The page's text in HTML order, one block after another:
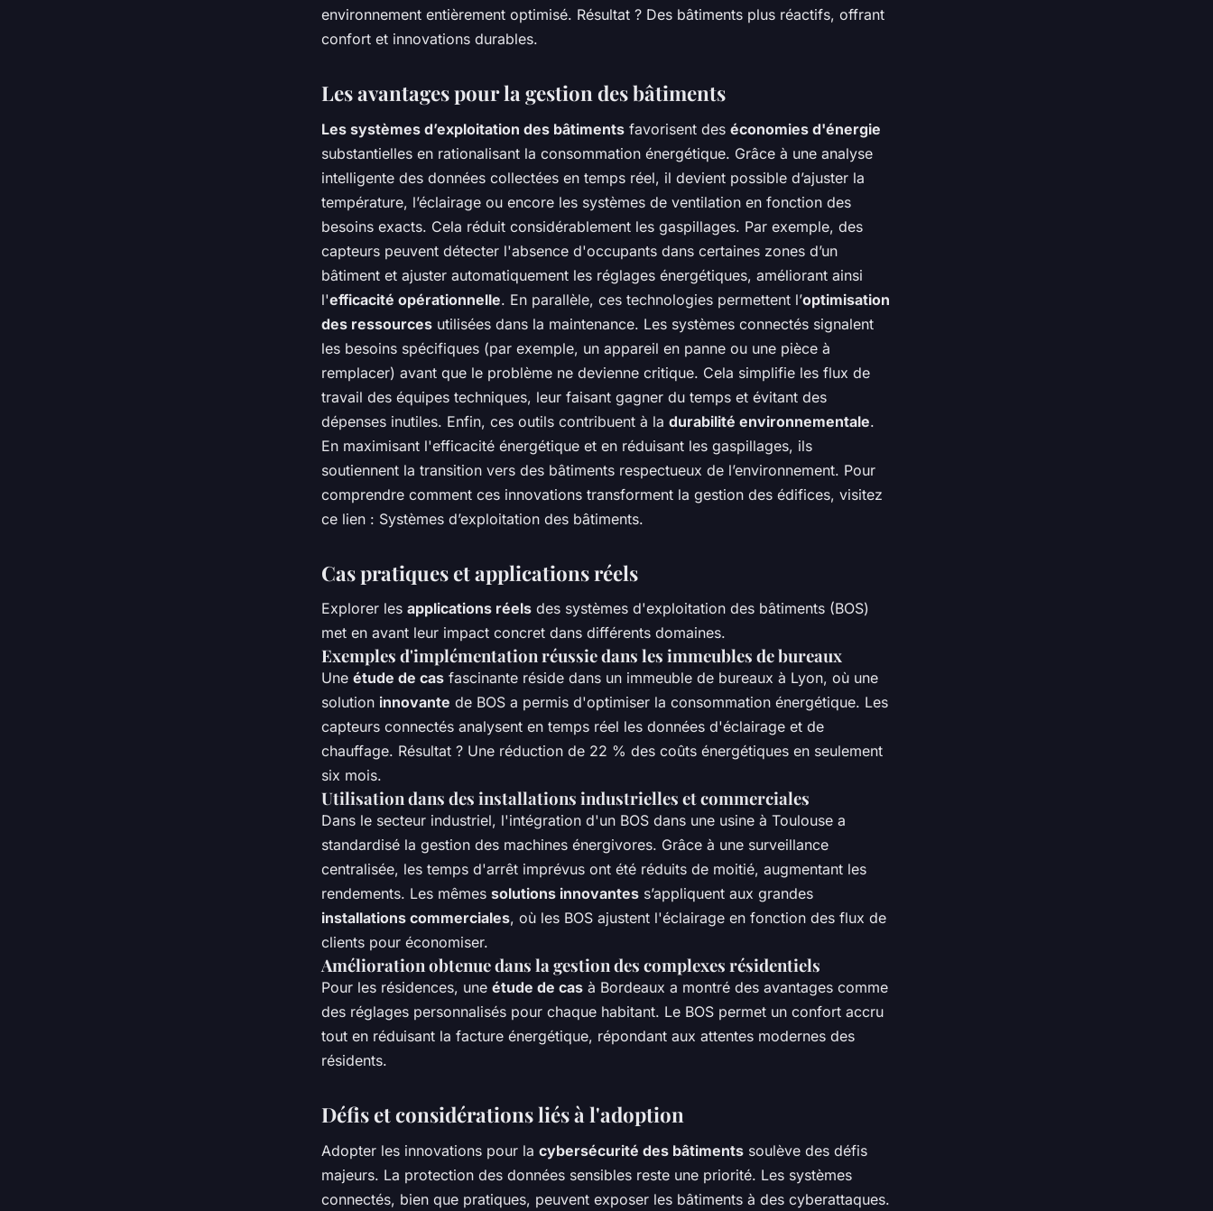
environnement entièrement optimisé. Résultat ? Des bâtiments plus réactifs, offrant
confort et innovations durables.
Les avantages pour la gestion des bâtiments
Les systèmes d’exploitation des bâtiments favorisent des économies d'énergie
substantielles en rationalisant la consommation énergétique. Grâce à une analyse
intelligente des données collectées en temps réel, il devient possible d’ajuster la
température, l’éclairage ou encore les systèmes de ventilation en fonction des
besoins exacts. Cela réduit considérablement les gaspillages. Par exemple, des
capteurs peuvent détecter l'absence d'occupants dans certaines zones d’un
bâtiment et ajuster automatiquement les réglages énergétiques, améliorant ainsi
l'efficacité opérationnelle. En parallèle, ces technologies permettent l’optimisation
des ressources utilisées dans la maintenance. Les systèmes connectés signalent
les besoins spécifiques (par exemple, un appareil en panne ou une pièce à
remplacer) avant que le problème ne devienne critique. Cela simplifie les flux de
travail des équipes techniques, leur faisant gagner du temps et évitant des
dépenses inutiles. Enfin, ces outils contribuent à la durabilité environnementale.
En maximisant l'efficacité énergétique et en réduisant les gaspillages, ils
soutiennent la transition vers des bâtiments respectueux de l’environnement. Pour
comprendre comment ces innovations transforment la gestion des édifices, visitez
ce lien : Systèmes d’exploitation des bâtiments.
Cas pratiques et applications réels
Explorer les applications réels des systèmes d'exploitation des bâtiments (BOS)
met en avant leur impact concret dans différents domaines.
Exemples d'implémentation réussie dans les immeubles de bureaux
Une étude de cas fascinante réside dans un immeuble de bureaux à Lyon, où une
solution innovante de BOS a permis d'optimiser la consommation énergétique. Les
capteurs connectés analysent en temps réel les données d'éclairage et de
chauffage. Résultat ? Une réduction de 22 % des coûts énergétiques en seulement
six mois.
Utilisation dans des installations industrielles et commerciales
Dans le secteur industriel, l'intégration d'un BOS dans une usine à Toulouse a
standardisé la gestion des machines énergivores. Grâce à une surveillance
centralisée, les temps d'arrêt imprévus ont été réduits de moitié, augmentant les
rendements. Les mêmes solutions innovantes s’appliquent aux grandes
installations commerciales, où les BOS ajustent l'éclairage en fonction des flux de
clients pour économiser.
Amélioration obtenue dans la gestion des complexes résidentiels
Pour les résidences, une étude de cas à Bordeaux a montré des avantages comme
des réglages personnalisés pour chaque habitant. Le BOS permet un confort accru
tout en réduisant la facture énergétique, répondant aux attentes modernes des
résidents.
Défis et considérations liés à l'adoption
Adopter les innovations pour la cybersécurité des bâtiments soulève des défis
majeurs. La protection des données sensibles reste une priorité. Les systèmes
connectés, bien que pratiques, peuvent exposer les bâtiments à des cyberattaques.